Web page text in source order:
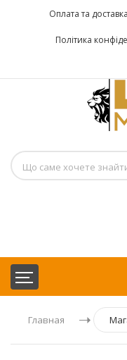
Оплата та доставка
Політика
Главная